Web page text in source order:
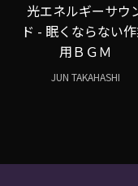
光エネルギーサウ
ド - 眠くならない
用ＢＧＭ
JUN TAKAHASHI